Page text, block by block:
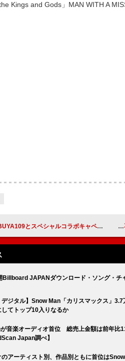
Kings and Gods」MAN WITH A
とスペシャルコラボキャペーン開催決定
Billboard JAPANダウンロード・ソング・チ
デジタル】Snow Man「カリスマックス」
してトップ10入りなるか
音楽オーディオ首位 総売上金額は前年
Japan調べ】
のアーティスト別、作品別ともに首位は